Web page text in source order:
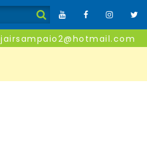
jairsampaio2@hotmail.com